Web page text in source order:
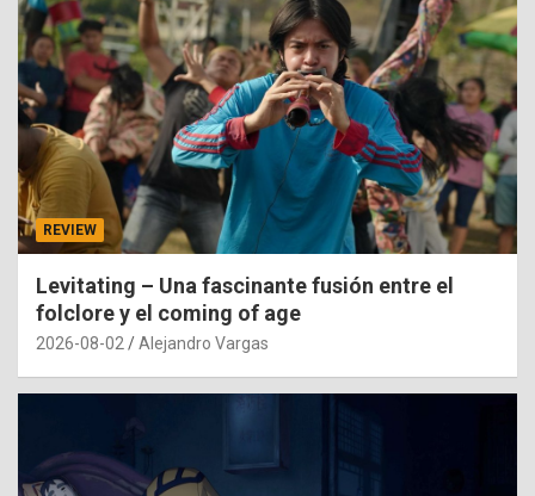
REVIEW
Levitating – Una fascinante fusión entre el
folclore y el coming of age
2026-08-02 Alejandro Vargas